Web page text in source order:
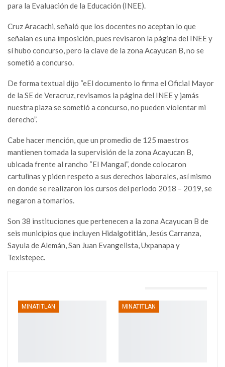
para la Evaluación de la Educación (INEE).
Cruz Aracachi, señaló que los docentes no aceptan lo que
señalan es una imposición, pues revisaron la página del INEE y
sí hubo concurso, pero la clave de la zona Acayucan B, no se
sometió a concurso.
De forma textual dijo “eEl documento lo firma el Oficial Mayor
de la SE de Veracruz, revisamos la página del INEE y jamás
nuestra plaza se sometió a concurso, no pueden violentar mi
derecho”.
Cabe hacer mención, que un promedio de 125 maestros
mantienen tomada la supervisión de la zona Acayucan B,
ubicada frente al rancho “El Mangal”, donde colocaron
cartulinas y piden respeto a sus derechos laborales, así mismo
en donde se realizaron los cursos del periodo 2018 – 2019, se
negaron a tomarlos.
Son 38 instituciones que pertenecen a la zona Acayucan B de
seis municipios que incluyen Hidalgotitlán, Jesús Carranza,
Sayula de Alemán, San Juan Evangelista, Uxpanapa y
Texistepec.
MINATITLAN MINATITLAN